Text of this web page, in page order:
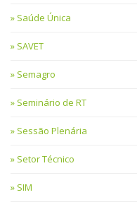
Saúde Única
SAVET
Semagro
Seminário de RT
Sessão Plenária
Setor Técnico
SIM